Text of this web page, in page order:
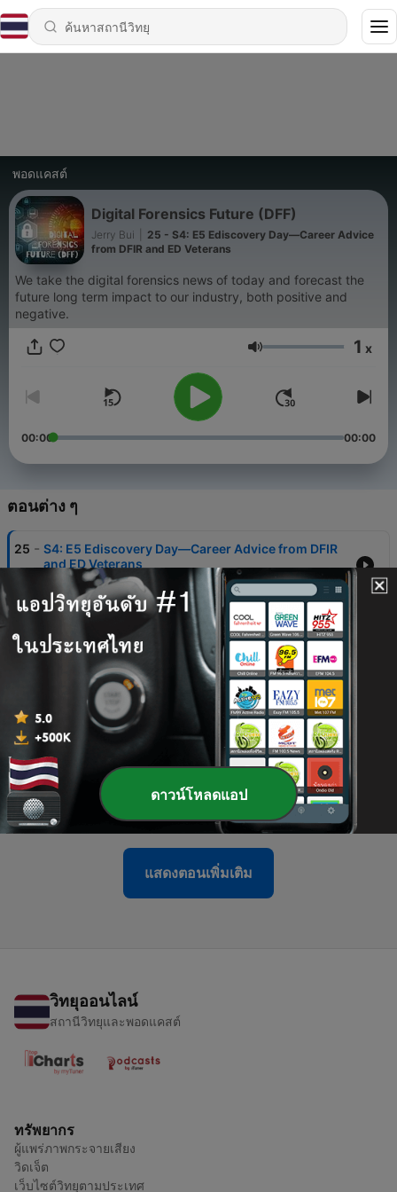
พอดแคสต์
Digital Forensics Future (DFF)
Jerry Bui
25 - S4: E5 Ediscovery Day—Career Advice
from DFIR and ED Veterans
We take the digital forensics news of today and forecast the
future long term impact to our industry, both positive and
negative.
ระดับเสียง 1 x
00:00 00:00
ตอนต่าง ๆ
25 - S4: E5 Ediscovery Day—Career Advice from DFIR
and ED Veterans
08 ธ.ค. 2024
- S4:E4 The Dom and Jerry Show, Part II
09 ส.ค. 2023
S4:E3 The Dom and Jerry Show, Part I
22 - S4:E2 Hyperrealism vs. Deepfakes
21 - Digital Forensics Future (DFF) (Trailer)
07 เม.ย. 2023
แสดงตอนเพิ่มเติม
วิทยุออนไลน์
สถานีวิทยุและพอดแคสต์
ทรัพยากร
ผู้แพร่ภาพกระจายเสียง
วิดเจ็ต
เว็บไซต์วิทยุตามประเทศ
ดาวน์โหลดแอป